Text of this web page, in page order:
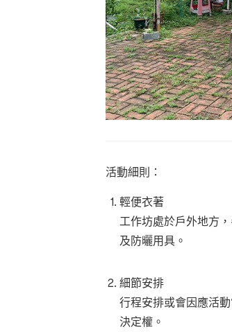
活動細則：
輕便衣著
工作坊處於戶外地方
及防曬用具。
細節安排
行程安排或會因應活
決定權。